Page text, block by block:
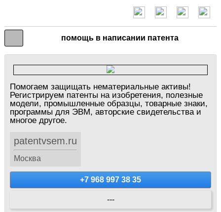
помощь в написании патента
Помогаем защищать нематериальные активы!
Регистрируем патенты на изобретения, полезные
модели, промышленные образцы, товарные знаки,
программы для ЭВМ, авторские свидетельства и
многое другое.
patentvsem.ru
Москва
+7 968 997 38 35
---